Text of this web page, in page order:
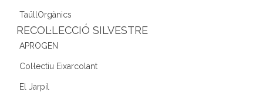
TaüllOrgànics
RECOL·LECCIÓ SILVESTRE
APROGEN
Col·lectiu Eixarcolant
El Jarpil